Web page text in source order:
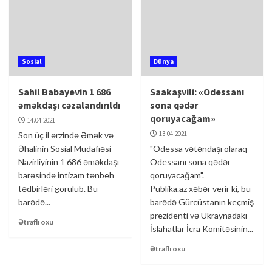
Sosial
Sahil Babayevin 1 686
əməkdaşı cəzalandırıldı
14.04.2021
Son üç il ərzində Əmək və
Əhalinin Sosial Müdafiəsi
Nazirliyinin 1 686 əməkdaşı
barəsində intizam tənbeh
tədbirləri görülüb. Bu
barədə...
Ətraflı oxu
Dünya
Saakaşvili: «Odessanı
sona qədər
qoruyacağam»
13.04.2021
"Odessa vətəndaşı olaraq
Odessanı sona qədər
qoruyacağam".
Publika.az xəbər verir ki, bu
barədə Gürcüstanın keçmiş
prezidenti və Ukraynadakı
İslahatlar İcra Komitəsinin...
Ətraflı oxu